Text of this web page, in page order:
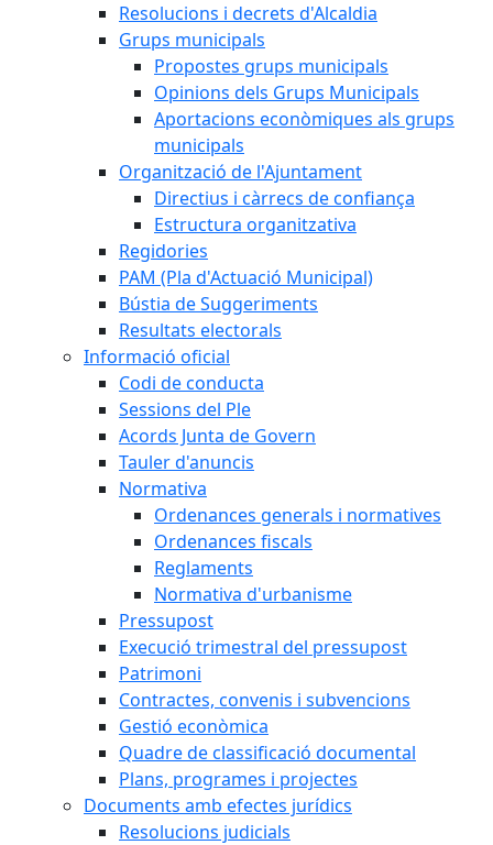
Resolucions i decrets d'Alcaldia
Grups municipals
Propostes grups municipals
Opinions dels Grups Municipals
Aportacions econòmiques als grups
municipals
Organització de l'Ajuntament
Directius i càrrecs de confiança
Estructura organitzativa
Regidories
PAM (Pla d'Actuació Municipal)
Bústia de Suggeriments
Resultats electorals
Informació oficial
Codi de conducta
Sessions del Ple
Acords Junta de Govern
Tauler d'anuncis
Normativa
Ordenances generals i normatives
Ordenances fiscals
Reglaments
Normativa d'urbanisme
Pressupost
Execució trimestral del pressupost
Patrimoni
Contractes, convenis i subvencions
Gestió econòmica
Quadre de classificació documental
Plans, programes i projectes
Documents amb efectes jurídics
Resolucions judicials